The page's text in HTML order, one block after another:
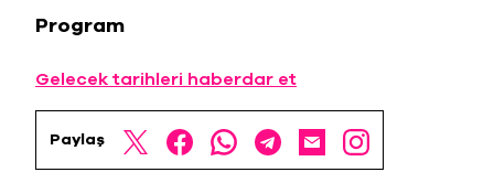
Program
Gelecek tarihleri haberdar et
Paylaş